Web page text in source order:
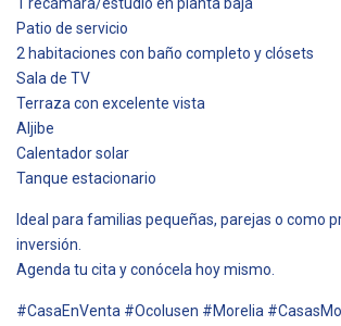
Patio de servicio
2 habitaciones con baño completo y clósets
Sala de TV
Terraza con excelente vista
Aljibe
Calentador solar
Tanque estacionario
Ideal para familias pequeñas, parejas o como
inversión.
Agenda tu cita y conócela hoy mismo.
#CasaEnVenta #Ocolusen #Morelia